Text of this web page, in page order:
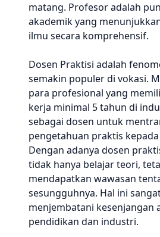
matang. Profesor adalah
akademik yang
ilmu secara komprehensif.
Dosen Praktisi adalah
semakin populer di vokasi.
para profesional yang
kerja minimal 5 tahun di
sebagai dosen untuk
pengetahuan praktis
Dengan adanya dosen
tidak hanya belajar teori,
mendapatkan wawasan
sesungguhnya. Hal ini
menjembatani kesenjangan
pendidikan dan industri.